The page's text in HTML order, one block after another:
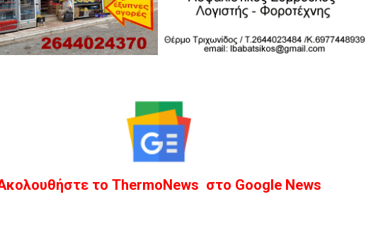
το ThermoNews στο Google News